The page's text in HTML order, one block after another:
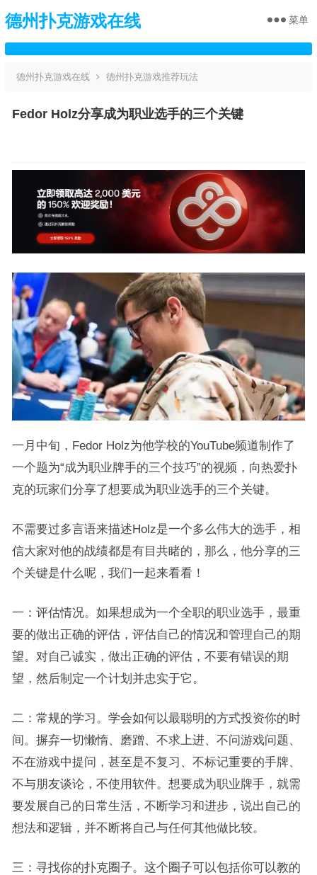
德州扑克游戏在线 菜单
德州扑克游戏在线 德州扑克游戏推荐玩法
Fedor Holz分享成为职业选手的三个关键
一月中旬，Fedor Holz为他学校的YouTube频道制作了
一个题为“成为职业牌手的三个技巧”的视频，向热爱扑
克的玩家们分享了想要成为职业选手的三个关键。
不需要过多言语来描述Holz是一个多么伟大的选手，相
信大家对他的战绩都是有目共睹的，那么，他分享的三
个关键是什么呢，我们一起来看看！
一：评估情况。如果想成为一个全职的职业选手，最重
要的做出正确的评估，评估自己的情况和管理自己的期
望。对自己诚实，做出正确的评估，不要有错误的期
望，然后制定一个计划并忠实于它。
二：常规的学习。学会如何以最聪明的方式投资你的时
间。摒弃一切懒惰、磨蹭、不求上进、不问游戏问题、
不在游戏中提问，甚至是不复习、不标记重要的手牌、
不与朋友谈论，不使用软件。想要成为职业牌手，就需
要发展自己的日常生活，不断学习和进步，说出自己的
想法和逻辑，并不断将自己与任何其他做比较。
三：寻找你的扑克圈子。这个圈子可以包括你可以教的